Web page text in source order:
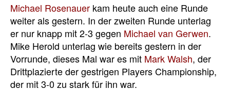
Michael Rosenauer kam heute auch eine Runde
weiter als gestern. In der zweiten Runde unterlag
er nur knapp mit 2-3 gegen Michael van Gerwen.
Mike Herold unterlag wie bereits gestern in der
Vorrunde, dieses Mal war es mit Mark Walsh, der
Drittplazierte der gestrigen Players Championship,
der mit 3-0 zu stark für ihn war.